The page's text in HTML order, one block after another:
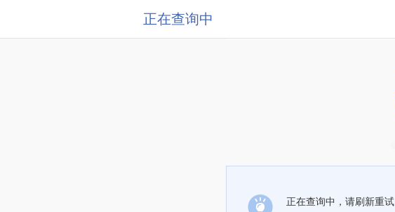
正在查询中
正在查询中，请刷新重试